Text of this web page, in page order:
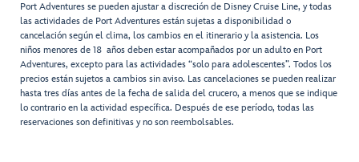
Port Adventures se pueden ajustar a discreción de Disney Cruise Line, y todas
las actividades de Port Adventures están sujetas a disponibilidad o
cancelación según el clima, los cambios en el itinerario y la asistencia. Los
niños menores de 18 años deben estar acompañados por un adulto en Port
Adventures, excepto para las actividades “solo para adolescentes”. Todos los
precios están sujetos a cambios sin aviso. Las cancelaciones se pueden realizar
hasta tres días antes de la fecha de salida del crucero, a menos que se indique
lo contrario en la actividad específica. Después de ese período, todas las
reservaciones son definitivas y no son reembolsables.